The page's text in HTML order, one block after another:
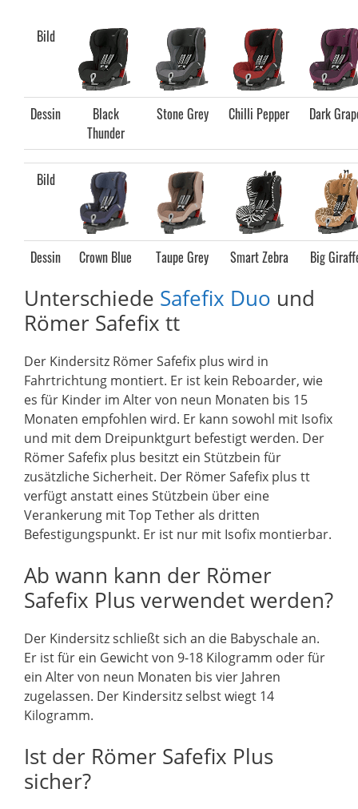
Bild
Dessin
Black
Thunder
Stone Grey Chilli Pepper Dark
Bild
Dessin Crown Blue Taupe Grey Smart Zebra Big
Unterschiede Safefix Duo und
Römer Safefix tt
Der Kindersitz Römer Safefix plus wird in
Fahrtrichtung montiert. Er ist kein Reboarder, wie
es für Kinder im Alter von neun Monaten bis 15
Monaten empfohlen wird. Er kann sowohl mit Isofix
und mit dem Dreipunktgurt befestigt werden. Der
Römer Safefix plus besitzt ein Stützbein für
zusätzliche Sicherheit. Der Römer Safefix plus tt
verfügt anstatt eines Stützbein über eine
Verankerung mit Top Tether als dritten
Befestigungspunkt. Er ist nur mit Isofix montierbar.
Ab wann kann der Römer
Safefix Plus verwendet werden?
Der Kindersitz schließt sich an die Babyschale an.
Er ist für ein Gewicht von 9-18 Kilogramm oder für
ein Alter von neun Monaten bis vier Jahren
zugelassen. Der Kindersitz selbst wiegt 14
Kilogramm.
Ist der Römer Safefix Plus
sicher?